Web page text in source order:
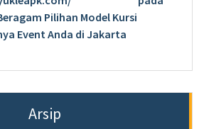
Pilihan Model Kursi
Event Anda di Jakarta
Arsip